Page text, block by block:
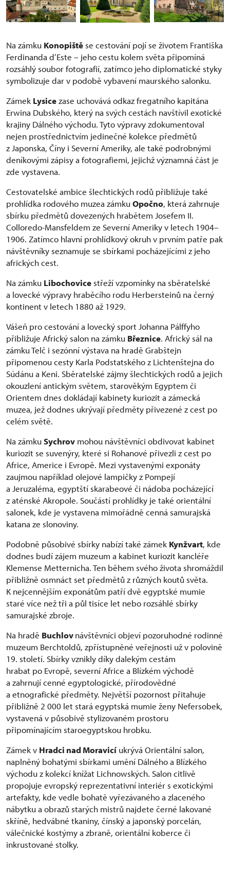
Na zámku Konopiště se cestování pojí se životem Františka
Ferdinanda d’Este – jeho cestu kolem světa připomíná
rozsáhlý soubor fotografií, zatímco jeho diplomatické styky
symbolizuje dar v podobě vybavení maurského salonku.
Zámek Lysicezase uchovává odkaz fregatního kapitána
Erwina Dubského, který na svých cestách navštívil exotické
krajiny Dálného východu. Tyto výpravy zdokumentoval
nejen prostřednictvím jedinečné kolekce předmětů
z Japonska, Číny i Severní Ameriky, ale také podrobnými
deníkovými zápisy a fotografiemi, jejichž významná část je
zde vystavena.
Cestovatelské ambice šlechtických rodů přibližuje také
prohlídka rodového muzea zámkuOpočno, která zahrnuje
sbírku předmětů dovezených hrabětem Josefem II.
Colloredo-Mansfeldem ze Severní Ameriky v letech 1904–
1906. Zatímco hlavní prohlídkový okruh v prvním patře pak
návštěvníky seznamuje se sbírkami pocházejícími z jeho
afrických cest.
Na zámku Libochovice střeží vzpomínky na sběratelské
a lovecké výpravy hraběcího rodu Herbersteinů na černý
kontinent v letech 1880 až 1929.
Vášeň pro cestování a lovecký sport Johanna Pálffyho
přibližuje Africký salon na zámku Březnice. Africký sál na
zámku Telč i sezónní výstava na hradě Grabštejn
připomenou cesty Karla Podstatského z Lichtenštejna do
Súdánu a Keni. Sběratelské zájmy šlechtických rodů a jejich
okouzlení antickým světem, starověkým Egyptem či
Orientem dnes dokládají kabinety kuriozit a zámecká
muzea, jež dodnes ukrývají předměty přivezené z cest po
celém světě.
Na zámkuSychrov mohou návštěvníci obdivovat kabinet
kuriozit se suvenýry, které si Rohanové přivezli z cest po
Africe, Americe i Evropě. Mezi vystavenými exponáty
zaujmou například olejové lampičky z Pompejí
a Jeruzaléma, egyptští skarabeové či nádoba pocházející
z aténské Akropole. Součástí prohlídky je také orientální
salonek, kde je vystavena mimořádně cenná samurajská
katana ze slonoviny.
Podobně působivé sbírky nabízí také zámek Kynžvart, kde
dodnes budí zájem muzeum a kabinet kuriozit kancléře
Klemense Metternicha. Ten během svého života shromáždil
přibližně osmnáct set předmětů z různých koutů světa.
K nejcennějším exponátům patří dvě egyptské mumie
staré více než tři a půl tisíce let nebo rozsáhlé sbírky
samurajské zbroje.
Na hradě Buchlovnávštěvníci objeví pozoruhodné rodinné
muzeum Berchtoldů, zpřístupněné veřejnosti už v polovině
19. století. Sbírky vznikly díky dalekým cestám
hrabat po Evropě, severní Africe a Blízkém východě
a zahrnují cenné egyptologické, přírodovědné
a etnografické předměty. Největší pozornost přitahuje
přibližně 2 000 let stará egyptská mumie ženy Nefersobek,
vystavená v působivě stylizovaném prostoru
připomínajícím staroegyptskou hrobku.
Zámek v Hradci nad Moravicí ukrývá Orientální salon,
naplněný bohatými sbírkami umění Dálného a Blízkého
východu z kolekcí knížat Lichnowských. Salon citlivě
propojuje evropský reprezentativní interiér s exotickými
artefakty, kde vedle bohatě vyřezávaného a zlaceného
nábytku a obrazů starých mistrů najdete černé lakované
skříně, hedvábné tkaniny, čínský a japonský porcelán,
válečnické kostýmy a zbraně, orientální koberce či
inkrustované stolky.